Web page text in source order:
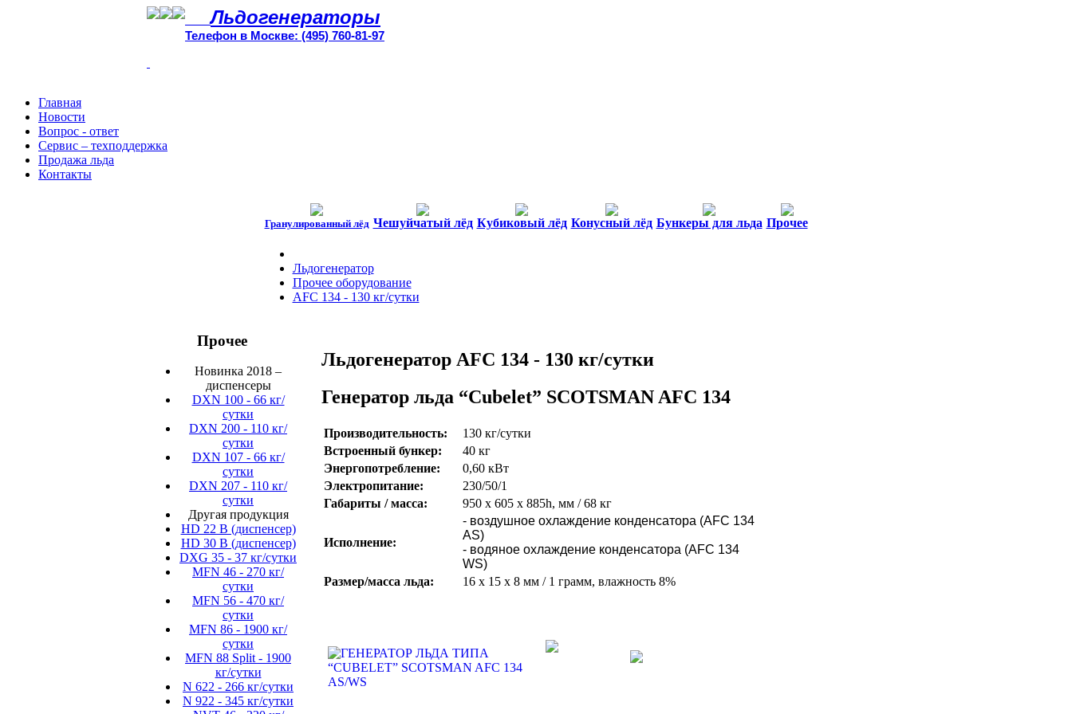
Льдогенераторы
Телефон в Москве: (495) 760-81-97
Главная
Новости
Вопрос - ответ
Сервис – техподдержка
Продажа льда
Контакты
Гранулированный лёд Чешуйчатый лёд Кубиковый лёд Конусный лёд Бункеры для льда Прочее
Льдогенератор
Прочее оборудование
AFC 134 - 130 кг/сутки
Прочее
Новинка 2018 –
диспенсеры
DXN 100 - 66 кг/
сутки
DXN 200 - 110 кг/
сутки
DXN 107 - 66 кг/
сутки
DXN 207 - 110 кг/
сутки
Другая продукция
HD 22 B (диспенсер)
HD 30 B (диспенсер)
DXG 35 - 37 кг/сутки
MFN 46 - 270 кг/
сутки
MFN 56 - 470 кг/
сутки
MFN 86 - 1900 кг/
сутки
MFN 88 Split - 1900
кг/сутки
N 622 - 266 кг/сутки
N 922 - 345 кг/сутки
Льдогенератор AFC 134 - 130 кг/сутки
Генератор льда “Cubelet” SCOTSMAN AFC 134
Производительность:
130 кг/сутки
Встроенный бункер:
40 кг
Энергопотребление:
0,60 кВт
Электропитание:
230/50/1
Габариты / масса:
950 х 605 х 885h, мм / 68 кг
Исполнение:
- воздушное охлаждение конденсатора (AFC 134
AS)
- водяное охлаждение конденсатора (AFC 134
WS)
Размер/масса льда:
16 х 15 х 8 мм / 1 грамм, влажность 8%